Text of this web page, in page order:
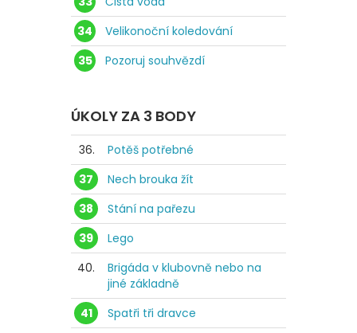
34
Velikonoční koledování
35
Pozoruj souhvězdí
ÚKOLY ZA 3 BODY
36.
Potěš potřebné
37
Nech brouka žít
38
Stání na pařezu
39
Lego
40.
Brigáda v klubovně nebo na
jiné základně
41
Spatři tři dravce